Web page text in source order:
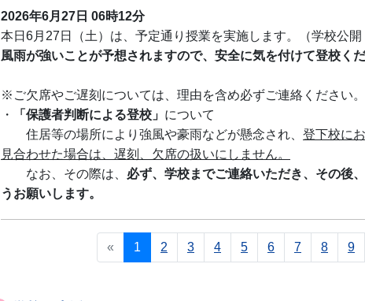
2026年6月27日 06時12分
本日6月27日（土）は、予定通り授業を実施します。（学校公開
風雨が強いことが予想されますので、安全に気を付けて登校くだ
※ご欠席やご遅刻については、理由を含め必ずご連絡ください。
・
「保護者判断による登校」 について
住居等の場所により強風や豪雨などが懸念され、 登下校に
見合わせた場合は、遅刻、欠席の扱いにしません。
なお、その際は、 必ず、学校までご連絡いただき、その後
うお願いします。
« 1 2 3 4 5 6 7 8 9